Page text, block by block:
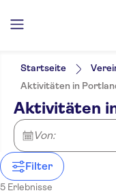
Filter
Min. €
Ticketoptionen
Digitale
Kostenloser
Führung mit
Kategorien
Kultur &
Aktivitäten
Englisch
Startseite
Aktivitäten in
Aktivitäten
Von:
Filter
5 Erlebnisse